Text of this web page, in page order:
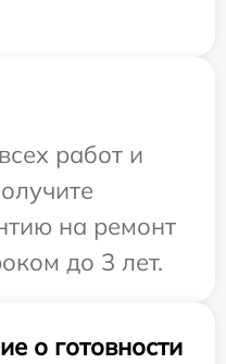
работ и
на ремонт
до 3 лет.
о готовности